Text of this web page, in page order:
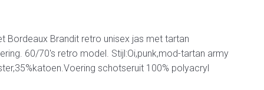
Bordeaux Brandit retro unisex jas met tartan
60/70's retro model. Stijl:Oi,punk,mod-tartan army
schotseruit 100% polyacryl